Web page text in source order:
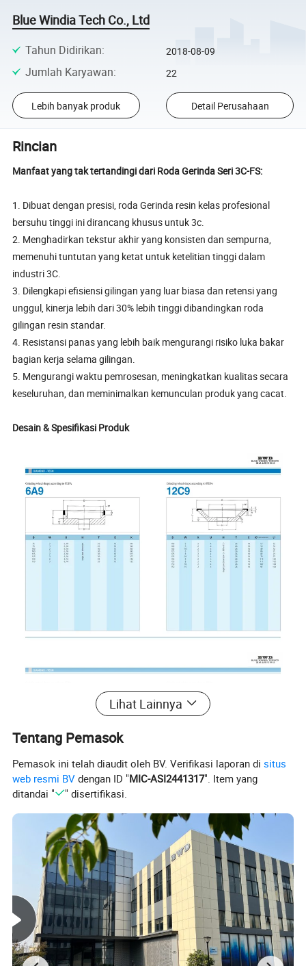
Blue Windia Tech Co., Ltd
Tahun Didirikan: 2018-08-09
Jumlah Karyawan: 22
Lebih banyak produk Detail Perusahaan
Rincian
Manfaat yang tak tertandingi dari Roda Gerinda Seri 3C-FS:
1. Dibuat dengan presisi, roda Gerinda resin kelas profesional
bersuhu tinggi ini dirancang khusus untuk 3c.
2. Menghadirkan tekstur akhir yang konsisten dan sempurna,
memenuhi tuntutan yang ketat untuk ketelitian tinggi dalam
industri 3C.
3. Dilengkapi efisiensi gilingan yang luar biasa dan retensi yang
unggul, kinerja lebih dari 30% lebih tinggi dibandingkan roda
gilingan resin standar.
4. Resistansi panas yang lebih baik mengurangi risiko luka bakar
bagian kerja selama gilingan.
5. Mengurangi waktu pemrosesan, meningkatkan kualitas secara
keseluruhan, dan meminimalkan kemunculan produk yang cacat.
Desain & Spesifikasi Produk
Lihat Lainnya
Tentang Pemasok
Pemasok ini telah diaudit oleh BV. Verifikasi laporan disitus
web resmi BV dengan ID "MIC-ASI2441317". Item yang
ditandai "
" disertifikasi.